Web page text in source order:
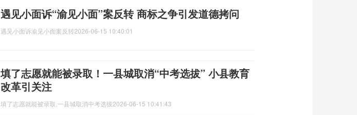
遇见小面诉“渝见小面”案反转 商标之争引发道德拷问
遇见小面诉渝见小面案反转2026-06-15 10:40:01
填了志愿就能被录取！一县城取消“中考选拔” 小县教育
改革引关注
填了志愿就能被录取,一县城取消中考选拔2026-06-15 10:41:43